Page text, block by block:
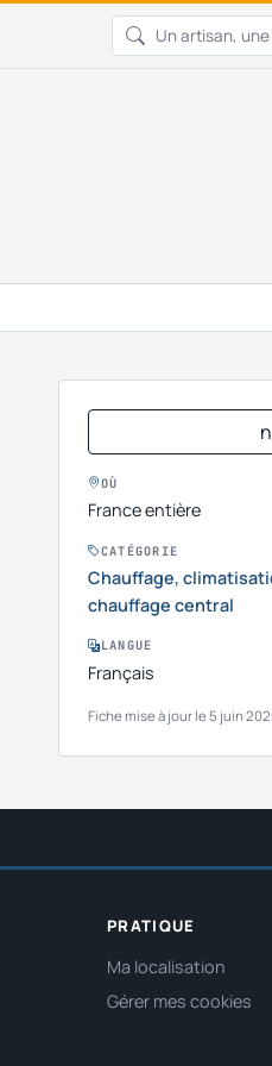
OÙ
France entière
CATÉGORIE
Chauffage,
chauffage central
LANGUE
Français
Fiche mise à jour le 5 juin
PRATIQUE
Ma localisation
Gérer mes cookies